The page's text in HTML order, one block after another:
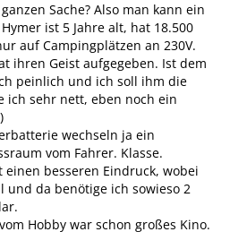
Sache? Also man kann ein
ist 5 Jahre alt, hat 18.500
auf Campingplätzen an 230V.
ihren Geist aufgegeben. Ist dem
peinlich und ich soll ihm die
ich sehr nett, eben noch ein
wechseln ja ein
vom Fahrer. Klasse.
besseren Eindruck, wobei
da benötige ich sowieso 2
Hobby war schon großes Kino.